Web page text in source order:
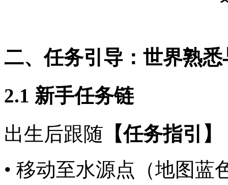
二、任务引导：世界熟
2.1 新手任务链
出生后跟随 【任务指引】
• 移动至水源点（地图蓝